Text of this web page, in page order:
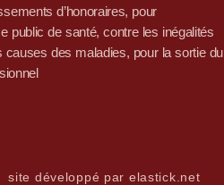
d’honoraires, pour
public de santé, contre les inégalités
des maladies, pour la sortie du
site développé par elastick.net